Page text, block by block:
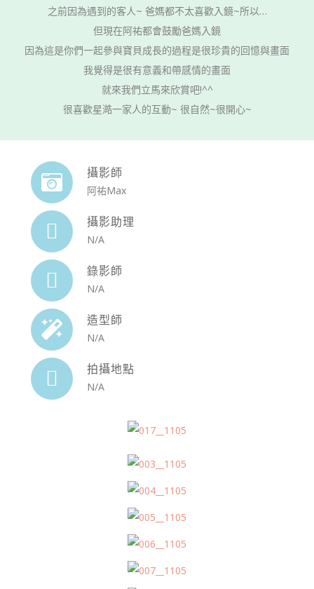
之前因為遇到的客人~ 爸媽都不太喜歡入鏡~所以…
但現在阿祐都會鼓勵爸媽入鏡
因為這是你們一起參與寶貝成長的過程是很珍貴的回憶與畫面
我覺得是很有意義和帶感情的畫面
就來我們立馬來欣賞吧!^^
很喜歡星澔一家人的互動~ 很自然~很開心~
攝影師
阿祐Max
攝影助理
N/A
錄影師
N/A
造型師
N/A
拍攝地點
N/A